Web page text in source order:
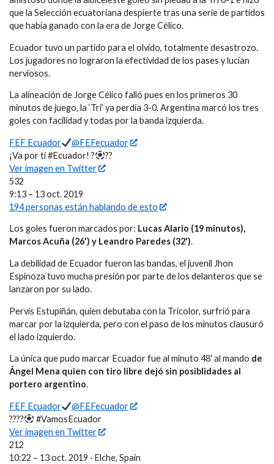
que la Selección ecuatoriana despierte tras una serie de partidos
que había ganado con la era de Jorge Célico.
Ecuador tuvo un partido para el olvido, totalmente desastrozo.
Los jugadores no lograron la efectividad de los pases y lucían
nerviosos.
La alineación de Jorge Célico falló pues en los primeros 30
minutos de juego, la ‘Tri’ ya perdía 3-0. Argentina marcó los tres
goles con facilidad y todas por la banda izquierda.
FEF Ecuador
@FEFecuador
¡Va por ti #Ecuador! ?
??
Ver imagen en Twitter
532
9:13 – 13 oct. 2019
194 personas están hablando de esto
Los goles fueron marcados por: Lucas Alario (19 minutos),
Marcos Acuña (26′) y Leandro Paredes (32′).
La debilidad de Ecuador fueron las bandas, el juvenil Jhon
Espinoza tuvo mucha presión por parte de los delanteros que se
lanzaron por su lado.
Pervis Estupiñán, quien debutaba con la Tricolor, surfrió para
marcar por la izquierda, pero con el paso de los minutos clausuró
el lado izquierdo.
La única que pudo marcar Ecuador fue al minuto 48′ al mando de
Ángel Mena quien con tiro libre dejó sin posiblidades al
portero argentino.
FEF Ecuador
@FEFecuador
????
#VamosEcuador
Ver imagen en Twitter
212
10:22 – 13 oct. 2019 · Elche, Spain